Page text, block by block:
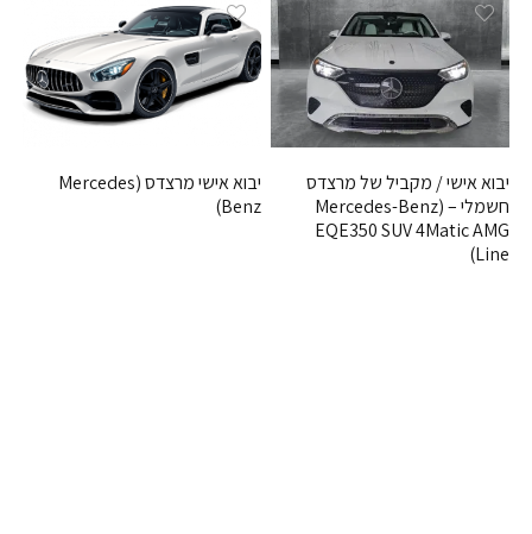
יבוא אישי / מקביל של מרצדס
חשמלי – (Mercedes-Benz
EQE350 SUV 4Matic AMG
Line)
יבוא אישי מרצדס (Mercedes
Benz)